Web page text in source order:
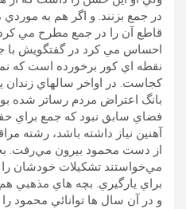
در جمع بزنند. و اگر هم به
قاطع آن را در جمع مطرح مي
احساس مي كرد در گفتگويش با
نقطه اي كور برخورده است كه
بانگ اعتراض مردم رساتر شده
فضاي سابق نبود كه جمع براي
آهنين نياز داشته باشد، رشته
از دست محمود بيرون مي‌رفت.
مي‌خواستند تشكيلات خودشان
براي يارگيري. بچه هاي مذهبي
و در آن سال ها توانائي محمود